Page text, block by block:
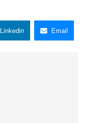
Linkedin Email